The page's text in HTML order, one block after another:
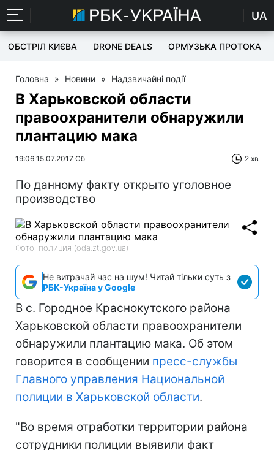
UA
ОБСТРІЛ КИЄВА DRONE DEALS ОРМУЗЬКА ПРОТОКА
Головна » Новини » Надзвичайні події
В Харьковской области
правоохранители обнаружили
плантацию мака
19:06 15.07.2017 Сб 2 хв
По данному факту открыто уголовное
производство
Фото: полиция (oda.zt.gov.ua)
Не витрачай час на шум! Читай тільки суть з
РБК-Україна у Google
В с. Городное Краснокутского района
Харьковской области правоохранители
обнаружили плантацию мака. Об этом
говорится в сообщении пресс-службы
Главного управления Национальной
полиции в Харьковской области.
"Во время отработки территории района
сотрудники полиции выявили факт